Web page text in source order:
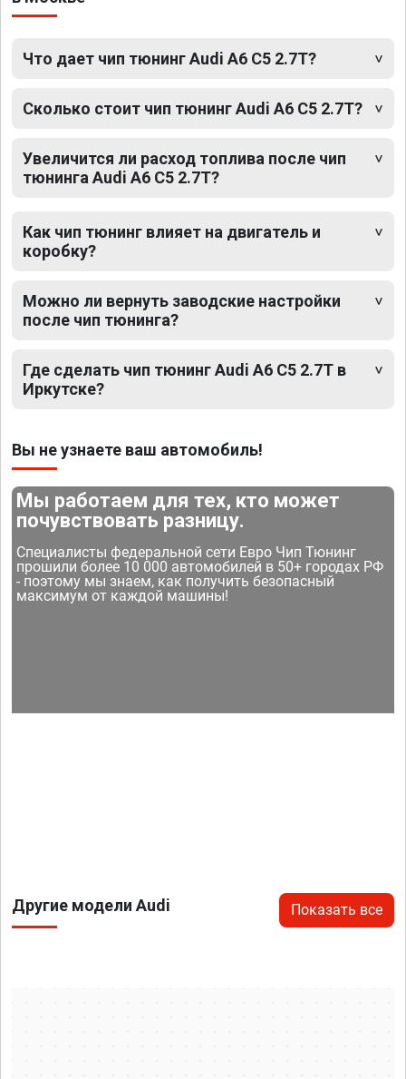
Что дает чип тюнинг Audi A6 C5 2.7T?
Сколько стоит чип тюнинг Audi A6 C5 2.7T?
Увеличится ли расход топлива после чип
тюнинга Audi A6 C5 2.7T?
Как чип тюнинг влияет на двигатель и
коробку?
Можно ли вернуть заводские настройки
после чип тюнинга?
Где сделать чип тюнинг Audi A6 C5 2.7T в
Иркутске?
Вы не узнаете ваш автомобиль!
Мы работаем для тех, кто может
почувствовать разницу.
Специалисты федеральной сети Евро Чип Тюнинг
прошили более 10 000 автомобилей в 50+ городах РФ
- поэтому мы знаем, как получить безопасный
максимум от каждой машины!
Другие модели Audi Показать все